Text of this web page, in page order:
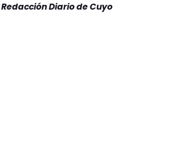
Redacción Diario de Cuyo